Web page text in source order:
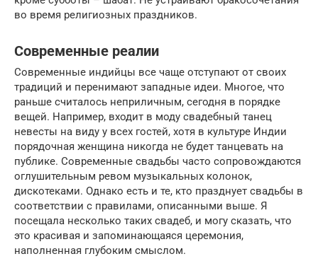
во время религиозных праздников.
Современные реалии
Современные индийцы все чаще отступают от своих
традиций и перенимают западные идеи. Многое, что
раньше считалось неприличным, сегодня в порядке
вещей. Например, входит в моду свадебный танец
невесты на виду у всех гостей, хотя в культуре Индии
порядочная женщина никогда не будет танцевать на
публике. Современные свадьбы часто сопровождаются
оглушительным ревом музыкальных колонок,
дискотеками. Однако есть и те, кто празднует свадьбы в
соответствии с правилами, описанными выше. Я
посещала несколько таких свадеб, и могу сказать, что
это красивая и запоминающаяся церемония,
наполненная глубоким смыслом.